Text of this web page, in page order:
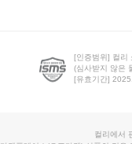
[인증범위] 컬리
(심사받지 않은
[유효기간]
컬리에서